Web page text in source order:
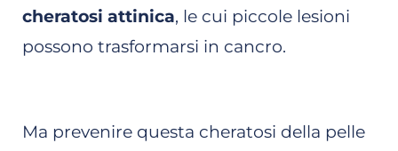
cheratosi attinica, le cui piccole lesioni
possono trasformarsi in cancro.
Ma prevenire questa cheratosi della pelle